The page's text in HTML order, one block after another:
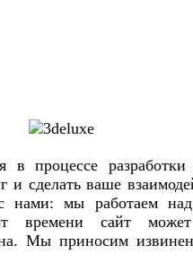
в процессе
и сделать ваше
нами: мы работаем
времени сайт
Мы приносим